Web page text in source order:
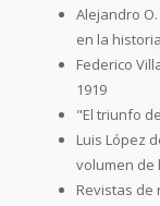
Alejandro
en la
Federico
1919
"El triunfo
Luis López
volumen de
Revistas de